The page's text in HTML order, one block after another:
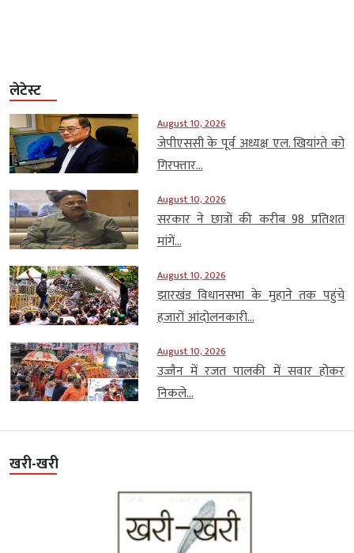
लेटेस्ट
August 10, 2026
जेपीएससी के पूर्व अध्यक्ष एल. खियांग्ते को
गिरफ्तार...
August 10, 2026
सरकार ने छात्रों की करीब 98 प्रतिशत
मांगें...
August 10, 2026
झारखंड विधानसभा के मुहाने तक पहुंचे
हजारों आंदोलनकारी...
August 10, 2026
उज्जैन में रजत पालकी में सवार होकर
निकले...
खरी-खरी